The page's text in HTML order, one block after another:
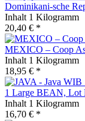
Dominikani-sche
Inhalt 1 Kilogramm
20,40 € *
MEXICO – Coop
Inhalt 1 Kilogramm
18,95 € *
1 Large BEAN, Lot
Inhalt 1 Kilogramm
16,70 € *